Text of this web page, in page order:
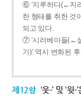
⑥ ‘지루하다(←지
한 형태를 취한 것
되고 있다.
⑦ ‘시러베아들(←
기)’ 역시 변화된
제12항 ‘웃-’ 및 ‘윗